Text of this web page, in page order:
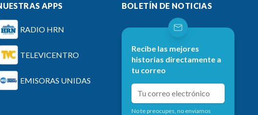
APPS
RADIO HRN
TELEVICENTRO
EMISORAS UNIDAS
BOLETÍN DE NOTICIAS
Recibe las mejores
historias directamente a
tu correo
No te preocupes, no enviamos